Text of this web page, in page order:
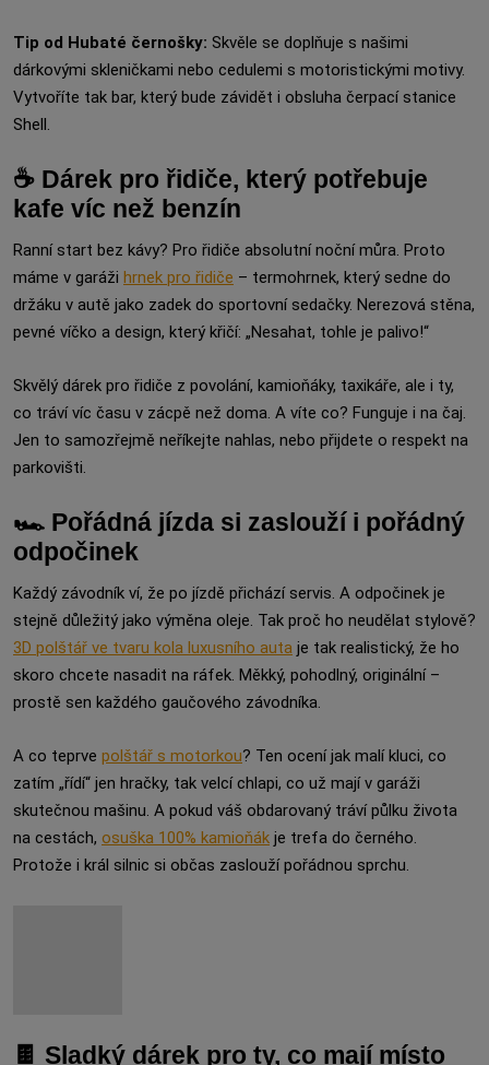
Tip od Hubaté černošky: Skvěle se doplňuje s našimi
dárkovými skleničkami nebo cedulemi s motoristickými motivy.
Vytvoříte tak bar, který bude závidět i obsluha čerpací stanice
Shell.
☕ Dárek pro řidiče, který potřebuje
kafe víc než benzín
Ranní start bez kávy? Pro řidiče absolutní noční můra. Proto
máme v garáži hrnek pro řidiče – termohrnek, který sedne do
držáku v autě jako zadek do sportovní sedačky. Nerezová stěna,
pevné víčko a design, který křičí: „Nesahat, tohle je palivo!“
Skvělý dárek pro řidiče z povolání, kamioňáky, taxikáře, ale i ty,
co tráví víc času v zácpě než doma. A víte co? Funguje i na čaj.
Jen to samozřejmě neříkejte nahlas, nebo přijdete o respekt na
parkovišti.
🏎️ Pořádná jízda si zaslouží i pořádný
odpočinek
Každý závodník ví, že po jízdě přichází servis. A odpočinek je
stejně důležitý jako výměna oleje. Tak proč ho neudělat stylově?
3D polštář ve tvaru kola luxusního auta je tak realistický, že ho
skoro chcete nasadit na ráfek. Měkký, pohodlný, originální –
prostě sen každého gaučového závodníka.
A co teprve polštář s motorkou? Ten ocení jak malí kluci, co
zatím „řídí“ jen hračky, tak velcí chlapi, co už mají v garáži
skutečnou mašinu. A pokud váš obdarovaný tráví půlku života
na cestách, osuška 100% kamioňák je trefa do černého.
Protože i král silnic si občas zaslouží pořádnou sprchu.
🍫 Sladký dárek pro ty, co mají místo